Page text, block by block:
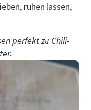
ruhen lassen,
perfekt zu Chili-